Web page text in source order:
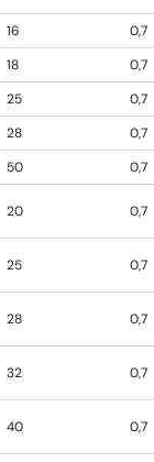
16 0,7
18 0,7
25 0,7
28 0,7
50 0,7
20 0,7
25 0,7
28 0,7
32 0,7
40 0,7